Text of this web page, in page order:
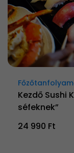
Kezdő Sushi
séfeknek”
24 990 Ft